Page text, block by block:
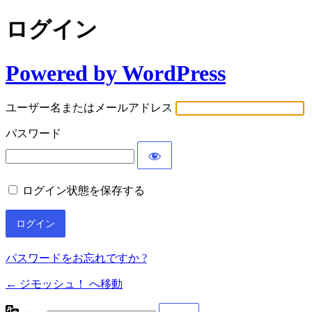
ログイン
Powered by WordPress
ユーザー名またはメールアドレス
パスワード
ログイン状態を保存する
パスワードをお忘れですか ?
← ジモッシュ！ へ移動